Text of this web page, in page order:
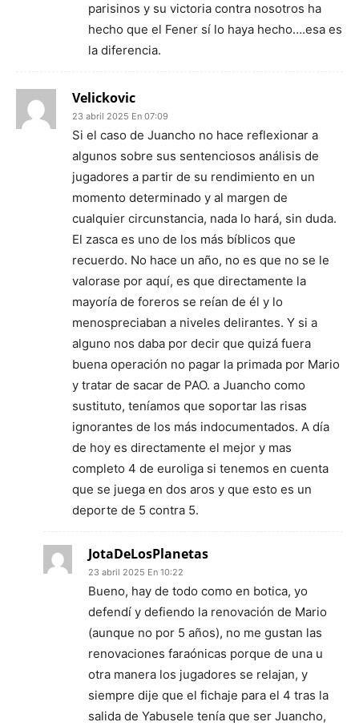
parisinos y su victoria contra nosotros ha
hecho que el Fener sí lo haya hecho….esa es
la diferencia.
Velickovic
23 abril 2025 En 07:09
Si el caso de Juancho no hace reflexionar a
algunos sobre sus sentenciosos análisis de
jugadores a partir de su rendimiento en un
momento determinado y al margen de
cualquier circunstancia, nada lo hará, sin duda.
El zasca es uno de los más bíblicos que
recuerdo. No hace un año, no es que no se le
valorase por aquí, es que directamente la
mayoría de foreros se reían de él y lo
menospreciaban a niveles delirantes. Y si a
alguno nos daba por decir que quizá fuera
buena operación no pagar la primada por Mario
y tratar de sacar de PAO. a Juancho como
sustituto, teníamos que soportar las risas
ignorantes de los más indocumentados. A día
de hoy es directamente el mejor y mas
completo 4 de euroliga si tenemos en cuenta
que se juega en dos aros y que esto es un
deporte de 5 contra 5.
JotaDeLosPlanetas
23 abril 2025 En 10:22
Bueno, hay de todo como en botica, yo
defendí y defiendo la renovación de Mario
(aunque no por 5 años), no me gustan las
renovaciones faraónicas porque de una u
otra manera los jugadores se relajan, y
siempre dije que el fichaje para el 4 tras la
salida de Yabusele tenía que ser Juancho,